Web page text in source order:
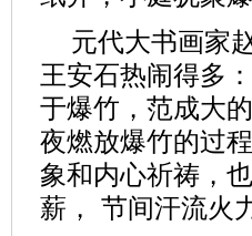
元代大书画家
王安石热闹得多
于爆竹，范成大
夜燃放爆竹的过
象和内心祈祷，
薪， 节间汗流火